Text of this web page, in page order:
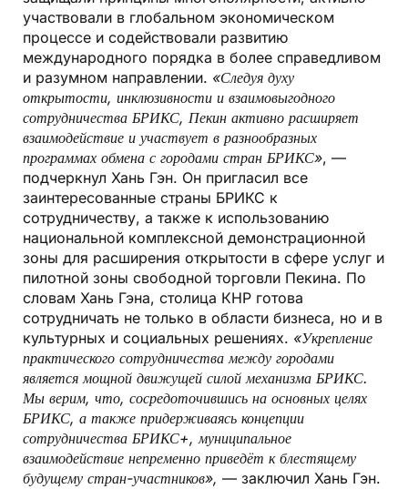
участвовали в глобальном экономическом
процессе и содействовали развитию
международного порядка в более справедливом
и разумном направлении. «Следуя духу
открытости, инклюзивности и взаимовыгодного
сотрудничества БРИКС, Пекин активно расширяет
взаимодействие и участвует в разнообразных
программах обмена с городами стран БРИКС», —
подчеркнул Хань Гэн. Он пригласил все
заинтересованные страны БРИКС к
сотрудничеству, а также к использованию
национальной комплексной демонстрационной
зоны для расширения открытости в сфере услуг и
пилотной зоны свободной торговли Пекина. По
словам Хань Гэна, столица КНР готова
сотрудничать не только в области бизнеса, но и в
культурных и социальных решениях. «Укрепление
практического сотрудничества между городами
является мощной движущей силой механизма БРИКС.
Мы верим, что, сосредоточившись на основных целях
БРИКС, а также придерживаясь концепции
сотрудничества БРИКС+, муниципальное
взаимодействие непременно приведёт к блестящему
будущему стран-участников», — заключил Хань Гэн.